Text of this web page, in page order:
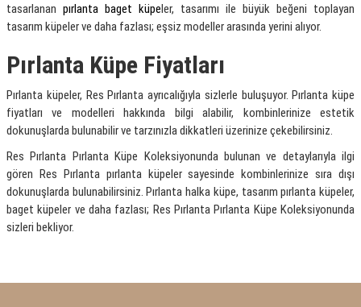
tasarlanan pırlanta baget küpeler, tasarımı ile büyük beğeni toplayan
tasarım küpeler ve daha fazlası; eşsiz modeller arasında yerini alıyor.
Pırlanta Küpe Fiyatları
Pırlanta küpeler, Res Pırlanta ayrıcalığıyla sizlerle buluşuyor. Pırlanta küpe
fiyatları ve modelleri hakkında bilgi alabilir, kombinlerinize estetik
dokunuşlarda bulunabilir ve tarzınızla dikkatleri üzerinize çekebilirsiniz.
Res Pırlanta Pırlanta Küpe Koleksiyonunda bulunan ve detaylarıyla ilgi
gören Res Pırlanta pırlanta küpeler sayesinde kombinlerinize sıra dışı
dokunuşlarda bulunabilirsiniz. Pırlanta halka küpe, tasarım pırlanta küpeler,
baget küpeler ve daha fazlası; Res Pırlanta Pırlanta Küpe Koleksiyonunda
sizleri bekliyor.